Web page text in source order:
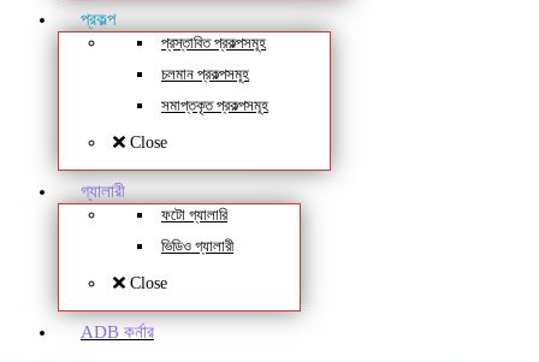
প্রকল্প
প্রস্তাবিত প্রকল্পসমূহ
চলমান প্রকল্পসমূহ
সমাপ্তকৃত প্রকল্পসমূহ
Close
গ্যালারী
ফটো গ্যালারি
ভিডিও গ্যালারী
Close
ADB কর্নার